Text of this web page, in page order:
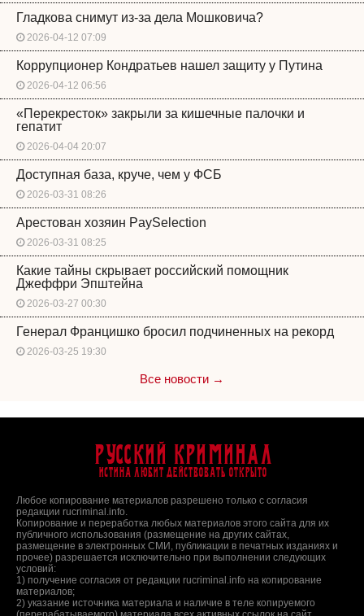
Гладкова снимут из-за дела Мошковича?
2026-04-12 07:09
Коррупционер Кондратьев нашел защиту у Путина
2026-04-12 06:56
«Перекресток» закрыли за кишечные палочки и
гепатит
2026-04-04 20:07
Доступная база, круче, чем у ФСБ
2026-03-31 08:26
Арестован хозяин PaySelection
2026-03-31 08:25
Какие тайны скрывает российский помощник
Джеффри Эпштейна
2026-03-27 00:30
Генерал Францишко бросил подчиненных на рекорд
2026-03-25 19:30
Все новости →
Русский Криминал
Истина любит действовать открыто
Любое копирование материалов разрешено только с согласия
редакции rucriminal.info.
Копирование и переработка любых материалов этого сайта для их
публичного использования (размещение на других сайтах,
размещение в электронных СМИ, публикации в печатных изданиях и
прочее) разрешается исключительно при выполнении следующих
условий:
1) получение согласия от редакции rucriminal.info на копирование
материалов;
2) указание источника материала и наличие в теле копируемого